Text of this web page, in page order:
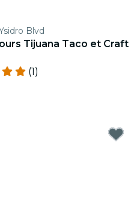
Blvd
Tijuana Taco et Craft
(1)